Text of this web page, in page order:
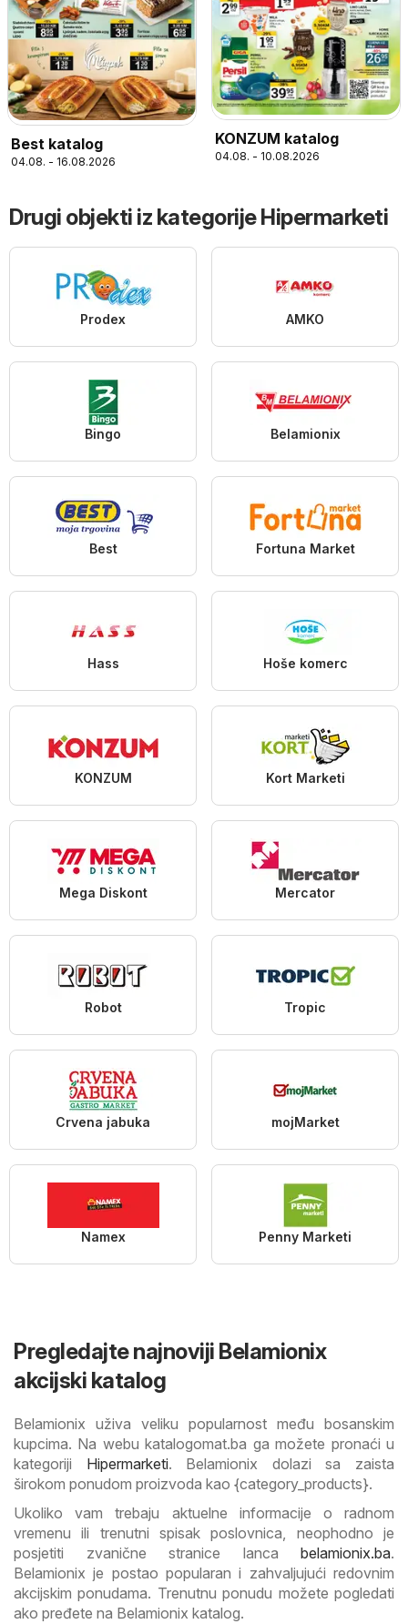
Best katalog
04.08. - 16.08.2026
KONZUM katalog
04.08. - 10.08.2026
Drugi objekti iz kategorije Hipermarketi
Prodex AMKO
Bingo Belamionix
Best Fortuna Market
Hass Hoše komerc
KONZUM Kort Marketi
Mega Diskont Mercator
Robot Tropic
Crvena jabuka mojMarket
Namex Penny Marketi
Pregledajte najnoviji Belamionix
akcijski katalog
Belamionix uživa veliku popularnost među bosanskim
kupcima. Na webu katalogomat.ba ga možete pronaći u
kategoriji Hipermarketi. Belamionix dolazi sa zaista
širokom ponudom proizvoda kao {category_products}.
Ukoliko vam trebaju aktuelne informacije o radnom
vremenu ili trenutni spisak poslovnica, neophodno je
posjetiti zvanične stranice lanca belamionix.ba.
Belamionix je postao popularan i zahvaljujući redovnim
akcijskim ponudama. Trenutnu ponudu možete pogledati
ako pređete na Belamionix katalog.